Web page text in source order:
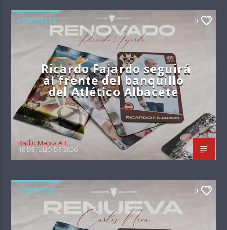
+ DEPORTES 0
Ricardo Fajardo seguirá
al frente del banquillo
del Atlético Albacete
Radio Marca AB
10 DE JULIO DE 2026
+ DEPORTES 0